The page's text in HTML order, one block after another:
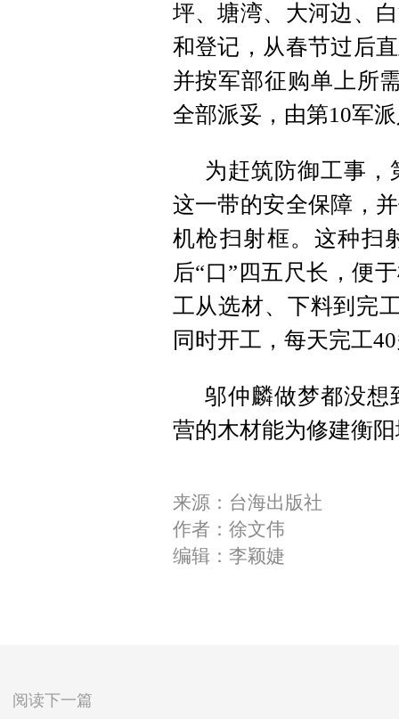
坪、塘湾、大河边、
和登记，从春节过后
并按军部征购单上所
全部派妥，由第10军
为赶筑防御工事，
这一带的安全保障，
机枪扫射框。这种扫
后“口”四五尺长，便
工从选材、下料到完
同时开工，每天完工
邬仲麟做梦都没想
营的木材能为修建衡
来源：台海出版社
作者：徐文伟
编辑：李颖婕
阅读下一篇